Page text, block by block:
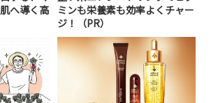
へ導く高
ミンも栄養素も効率よくチャー
ジ！（PR）